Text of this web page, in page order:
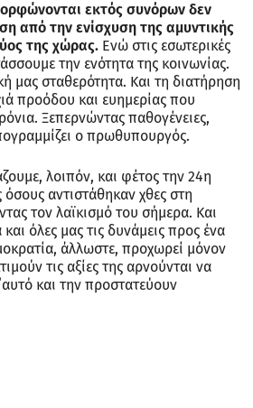
εκτός συνόρων δεν
από την ενίσχυση της αμυντικής
της χώρας. Ενώ στις εσωτερικές
την ενότητα της κοινωνίας.
μας σταθερότητα. Και τη διατήρηση
προόδου και ευημερίας που
Ξεπερνώντας παθογένειες,
ο πρωθυπουργός.
λοιπόν, και φέτος την 24η
όσους αντιστάθηκαν χθες στη
τον λαϊκισμό του σήμερα. Και
όλες μας τις δυνάμεις προς ένα
άλλωστε, προχωρεί μόνον
τις αξίες της αρνούνται να
και την προστατεύουν